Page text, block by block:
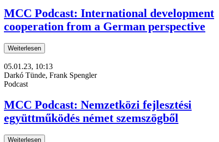
MCC Podcast: International development
cooperation from a German perspective
Weiterlesen
05.01.23, 10:13
Darkó Tünde, Frank Spengler
Podcast
MCC Podcast: Nemzetközi fejlesztési
együttműködés német szemszögből
Weiterlesen